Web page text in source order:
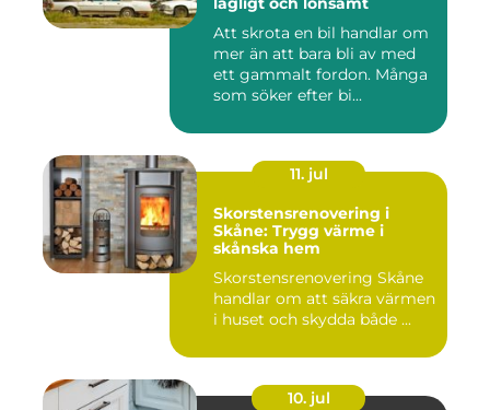
Att skrota en bil handlar om
mer än att bara bli av med
ett gammalt fordon. Många
som söker efter bi...
11. jul
Skorstensrenovering i
Skåne: Trygg värme i
skånska hem
Skorstensrenovering Skåne
handlar om att säkra värmen
i huset och skydda både ...
10. jul